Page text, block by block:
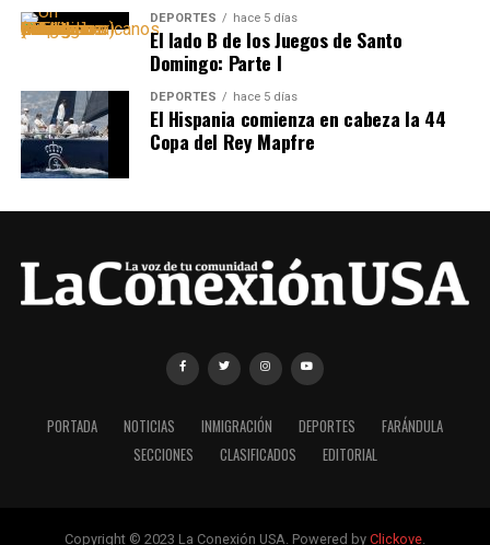
DEPORTES hace 5 días
El lado B de los Juegos de Santo
Domingo: Parte I
DEPORTES hace 5 días
El Hispania comienza en cabeza la 44
Copa del Rey Mapfre
PORTADA NOTICIAS INMIGRACIÓN DEPORTES
FARÁNDULA
SECCIONES
CLASIFICADOS EDITORIAL
Copyright © 2023 La Conexión USA. Powered by Clickove.